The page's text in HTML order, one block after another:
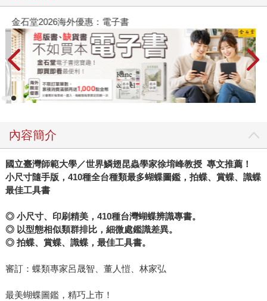
金石堂2026海外優惠：電子書
內容簡介
國立臺灣師範大學／世界鱗翅昆蟲學家徐堉峰教授 專文推薦！
小尺寸隨手版， 410種全台種類最多蝴蝶圖鑑，拍蝶、賞蝶、識蝶
最佳工具書
◎ 小尺寸、印刷精美， 410種台灣蝴蝶辨識專書。
◎ 以型態相似類群排比，細微處鑑識差異。
◎ 拍蝶、賞蝶、識蝶，最佳工具書。
審訂：蝶類專家呂晟智、董人愷、林家弘
最美蝴蝶圖鑑，精巧上市！